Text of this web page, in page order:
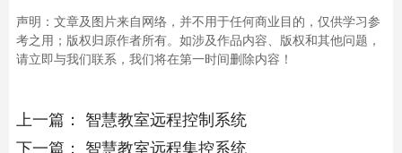
声明：文章及图片来自网络，并不用于任何商业目的，仅供学习参
考之用；版权归原作者所有。如涉及作品内容、版权和其他问题，
请立即与我们联系，我们将在第一时间删除内容！
上一篇： 智慧教室远程控制系统
下一篇： 智慧教室远程集控系统